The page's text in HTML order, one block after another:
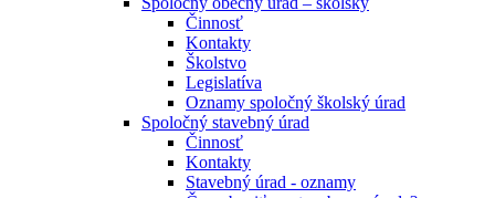
Činnosť
Kontakty
Školstvo
Legislatíva
Oznamy spoločný školský úrad
Spoločný stavebný úrad
Činnosť
Kontakty
Stavebný úrad - oznamy